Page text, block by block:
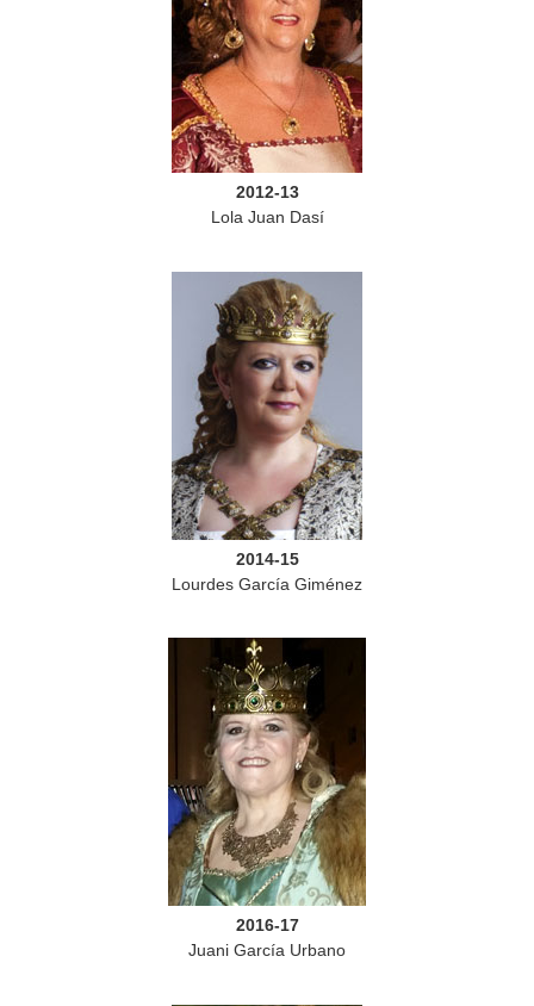
2012-13
Lola Juan Dasí
2014-15
Lourdes García Giménez
2016-17
Juani García Urbano